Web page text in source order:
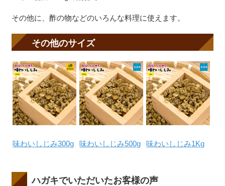
その他に、酢の物などのいろんな料理に使えます。
その他のサイズ
味わいしじみ300g 味わいしじみ500g 味わいしじみ1Kg
ハガキでいただいたお客様の声